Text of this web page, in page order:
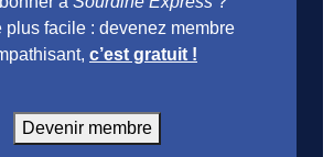
plus facile : devenez membre
c’est gratuit !
Devenir membre